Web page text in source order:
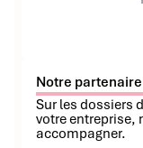
Notre
Sur les dossiers
votre entreprise,
accompagner.